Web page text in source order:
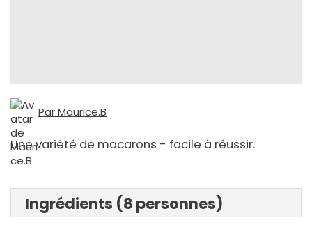
Par Maurice.B
Une variété de macarons - facile à réussir.
Ingrédients (8 personnes)